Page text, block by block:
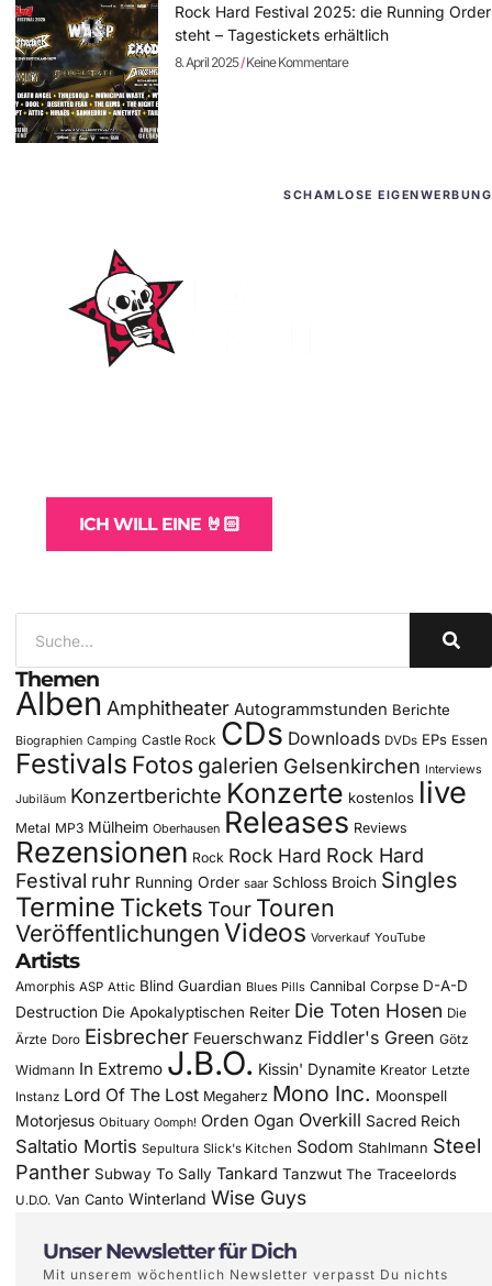
Rock Hard Festival 2025: die Running Order
steht – Tagestickets erhältlich
8. April 2025 Keine Kommentare
SCHAMLOSE EIGENWERBUNG
ICH WILL EINE 🤘🏻
Themen
Alben Amphitheater Autogrammstunden Berichte
Biographien Camping Castle Rock CDs Downloads DVDs EPs Essen
Festivals Fotos galerien Gelsenkirchen Interviews
Jubiläum Konzertberichte Konzerte kostenlos live
Metal MP3 Mülheim Oberhausen Releases Reviews
Rezensionen Rock Rock Hard Rock Hard
Festival ruhr Running Order saar Schloss Broich Singles
Termine Tickets Tour Touren
Veröffentlichungen Videos Vorverkauf YouTube
Artists
Amorphis ASP Attic Blind Guardian Blues Pills Cannibal Corpse D-A-D
Destruction Die Apokalyptischen Reiter Die Toten Hosen Die
Ärzte Doro Eisbrecher Feuerschwanz Fiddler's Green Götz
Widmann In Extremo J.B.O. Kissin' Dynamite Kreator Letzte
Instanz Lord Of The Lost Megaherz Mono Inc. Moonspell
Motorjesus Obituary Oomph! Orden Ogan Overkill Sacred Reich
Saltatio Mortis Sepultura Slick's Kitchen Sodom Stahlmann Steel
Panther Subway To Sally Tankard Tanzwut The Traceelords
U.D.O. Van Canto Winterland Wise Guys
Unser Newsletter für Dich
Mit unserem wöchentlich Newsletter verpasst Du nichts